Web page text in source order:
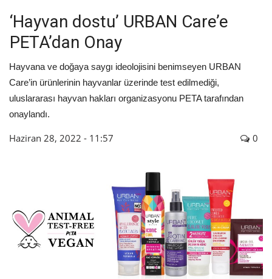
‘Hayvan dostu’ URBAN Care’e
PETA’dan Onay
Hayvana ve doğaya saygı ideolojisini benimseyen URBAN
Care’in ürünlerinin hayvanlar üzerinde test edilmediği,
uluslararası hayvan hakları organizasyonu PETA tarafından
onaylandı.
Haziran 28, 2022 - 11:57 0